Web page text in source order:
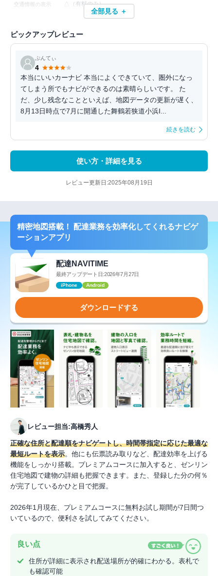
交通情報の表示 △（有料のみ）
全部見る ＋
ピックアップレビュー
ぷんてぃ
4
本当にいいカーナビ 本当によくできていて、圏外になっ
てしまう所でもナビができるのは素晴らしいです。 た
だ、少し残念なことといえば、地図データの更新が遅く、
8月13日時点で7月に開通した舞鶴若狭道小浜I...
続きを読む
使い方・詳細を見る
レビュー更新日:2025年08月19日
精密地図搭載！ 配達業務を効率化してくれるナビゲ
ーションアプリ
配達NAVITIME
最終アップデート日:2026年7月27日
iPhone Android
ダウンロードする
レビュー担当:高橋秀人
正確な住所と配達順をナビゲートし、時間帯指定に応じた最適な
最短ルートを表示。他にも伝票読み取りなど、配達効率を上げる
機能をしっかり搭載。プレミアムコースに加入すると、ゼンリン
住宅地図で建物の詳細も把握できます。また、登録した分の何％
が完了しているかひと目で把握。
2026年1月現在、プレミアムコースに無料お試し期間が7日間つ
いているので、便利さを試してみてください。
良い点
住所が詳細に表示され配送場所が的確にわかる。表札で
も確認可能